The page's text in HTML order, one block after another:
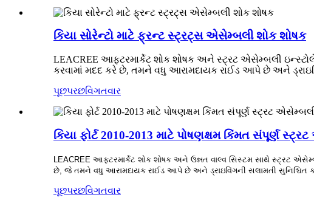
કિયા સોરેન્ટો માટે ફ્રન્ટ સ્ટ્રટ્સ એસેમ્બલી શોક શોષક
LEACREE આફ્ટરમાર્કેટ શોક શોષક અને સ્ટ્રટ એસેમ્બલી
કરવામાં મદદ કરે છે, તમને વધુ આરામદાયક રાઈડ આપે છે અને
પૂછપરછવિગતવાર
કિયા ફોર્ટ 2010-2013 માટે પોષણક્ષમ કિંમત સંપૂર્ણ
LEACREE આફ્ટરમાર્કેટ શોક શોષક અને ઉન્નત વાલ્વ સિસ્ટમ સાથે સ્ટ્રટ
છે, જે તમને વધુ આરામદાયક રાઈડ આપે છે અને ડ્રાઇવિંગની સલામતી સુનિશ્ચિત
પૂછપરછવિગતવાર